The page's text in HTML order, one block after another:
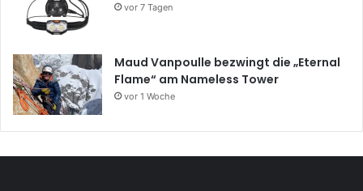
vor 7 Tagen
Maud Vanpoulle bezwingt die „Eternal
Flame“ am Nameless Tower
vor 1 Woche